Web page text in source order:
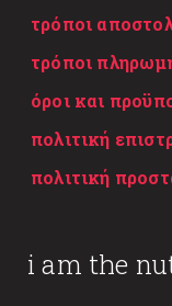
τρόποι
τρόποι
όροι και
πολιτική
πολιτική
i am the